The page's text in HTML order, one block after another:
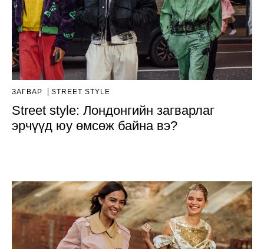
ЗАГВАР STREET STYLE
Street style: Лондонгийн загварлаг
эрчүүд юу өмсөж байна вэ?